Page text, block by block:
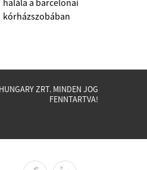
halála a barcelonai
kórházszobában
ZRT. MINDEN JOG
FENNTARTVA!